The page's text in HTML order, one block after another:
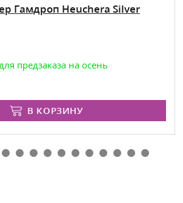
Гамдроп Heuchera Silver
предзаказа на осень
В КОРЗИНУ